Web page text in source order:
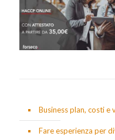
Business plan, costi e
Fare esperienza per